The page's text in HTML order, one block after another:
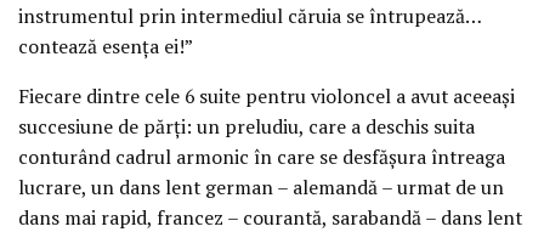
instrumentul prin intermediul căruia se întrupează…
contează esența ei!”
Fiecare dintre cele 6 suite pentru violoncel a avut aceeași
succesiune de părți: un preludiu, care a deschis suita
conturând cadrul armonic în care se desfășura întreaga
lucrare, un dans lent german – alemandă – urmat de un
dans mai rapid, francez – courantă, sarabandă – dans lent